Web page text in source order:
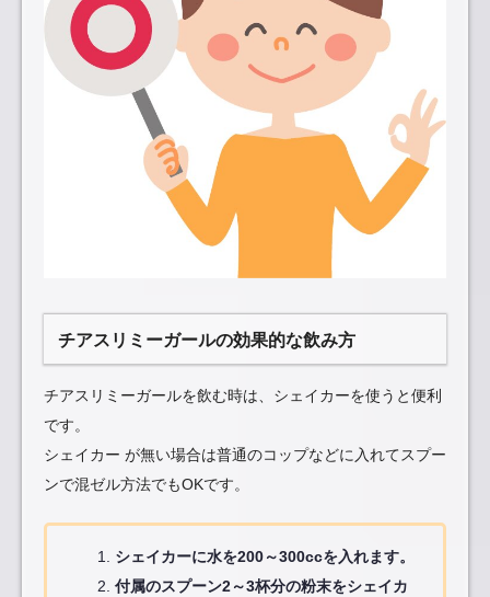
チアスリミーガールの効果的な飲み方
チアスリミーガールを飲む時は、シェイカーを使うと便利
です。
シェイカー が無い場合は普通のコップなどに入れてスプー
ンで混ゼル方法でもOKです。
シェイカーに水を200～300ccを入れます。
付属のスプーン2～3杯分の粉末をシェイカ